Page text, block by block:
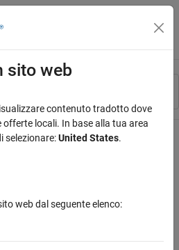
di navigazione
sito web
contenuto tradotto dove
offerte locali. In base alla tua area
selezionare:United States.
web dal seguente elenco: